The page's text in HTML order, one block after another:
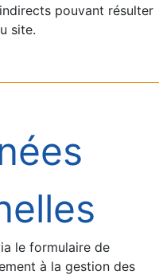
pouvant résulter
site.
le formulaire de
à la gestion des